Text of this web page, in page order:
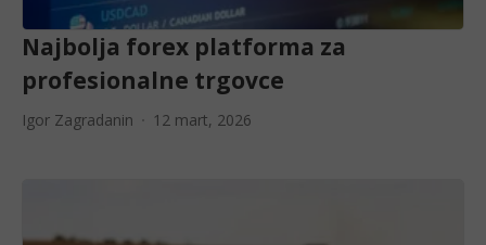
Najbolja forex platforma za
profesionalne trgovce
Igor Zagradanin 12 mart, 2026